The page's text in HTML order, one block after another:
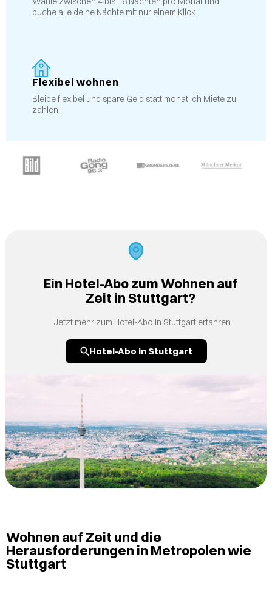
buche alle deine Nächte mit nur einem Klick.
Flexibel wohnen
Bleibe flexibel und spare Geld statt monatlich Miete zu
zahlen.
Ein Hotel-Abo zum Wohnen auf
Zeit in Stuttgart?
Jetzt mehr zum Hotel-Abo in Stuttgart erfahren.
Hotel-Abo in Stuttgart
Wohnen auf Zeit und die
Herausforderungen in Metropolen wie
Stuttgart